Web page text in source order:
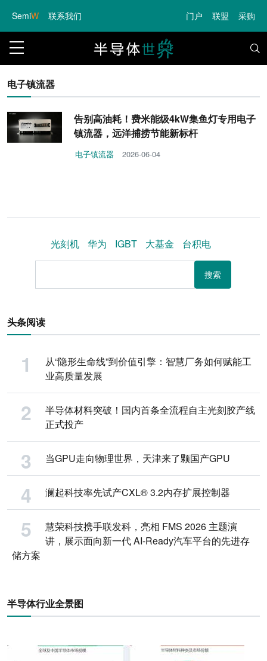
SemiW 联系我们 门户 联盟 采购
电子镇流器
告别高油耗！费米能级4kW集鱼灯专用电子
镇流器，远洋捕捞节能新标杆
电子镇流器 2026-06-04
光刻机 华为 IGBT 大基金 台积电
搜索
头条阅读
从“隐形生命线”到价值引擎：智慧厂务如何赋能工
业高质量发展
半导体材料突破！国内首条全流程自主光刻胶产线
正式投产
当GPU走向物理世界，天津来了颗国产GPU
澜起科技率先试产CXL® 3.2内存扩展控制器
慧荣科技携手联发科，亮相 FMS 2026 主题演
讲，展示面向新一代 AI-Ready汽车平台的先进存
储方案
半导体行业全景图